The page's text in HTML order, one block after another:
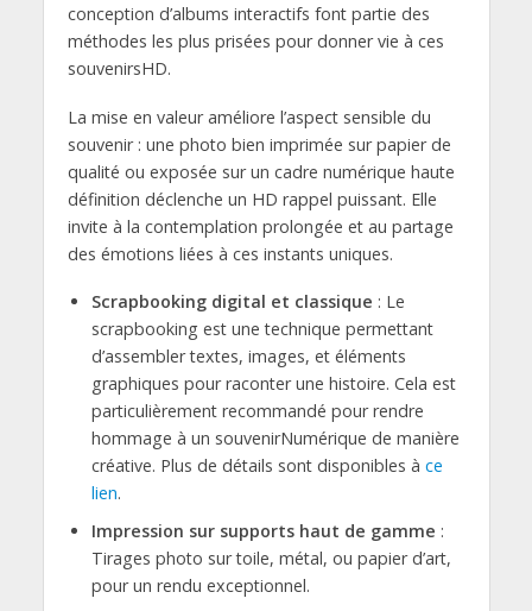
conception d’albums interactifs font partie des
méthodes les plus prisées pour donner vie à ces
souvenirsHD.
La mise en valeur améliore l’aspect sensible du
souvenir : une photo bien imprimée sur papier de
qualité ou exposée sur un cadre numérique haute
définition déclenche un HD rappel puissant. Elle
invite à la contemplation prolongée et au partage
des émotions liées à ces instants uniques.
Scrapbooking digital et classique : Le
scrapbooking est une technique permettant
d’assembler textes, images, et éléments
graphiques pour raconter une histoire. Cela est
particulièrement recommandé pour rendre
hommage à un souvenirNumérique de manière
créative. Plus de détails sont disponibles à ce
lien.
Impression sur supports haut de gamme :
Tirages photo sur toile, métal, ou papier d’art,
pour un rendu exceptionnel.